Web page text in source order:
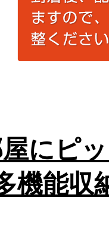
にピ
機能収